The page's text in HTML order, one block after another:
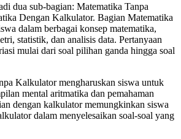
dua sub-bagian: Matematika Tanpa
Dengan Kalkulator. Bagian Matematika
dalam berbagai konsep matematika,
statistik, dan analisis data. Pertanyaan
mulai dari soal pilihan ganda hingga soal
Kalkulator mengharuskan siswa untuk
mental aritmatika dan pemahaman
dengan kalkulator memungkinkan siswa
dalam menyelesaikan soal-soal yang